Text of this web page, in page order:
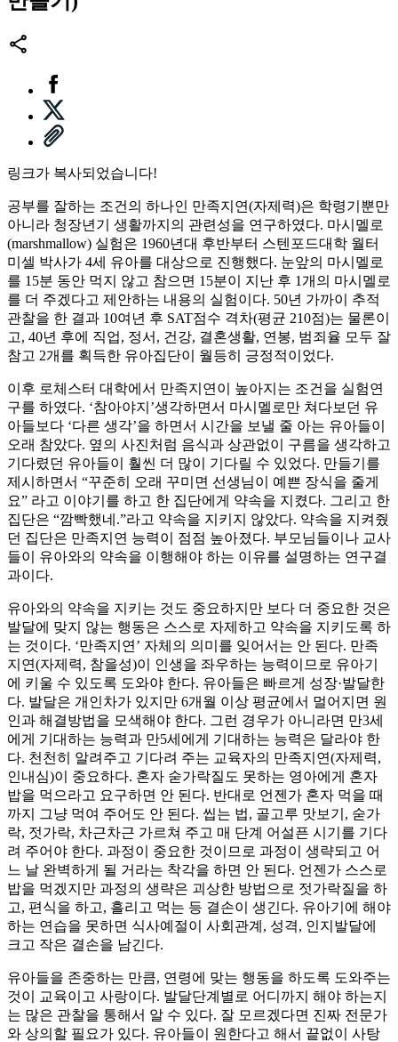
링크가 복사되었습니다!
공부를 잘하는 조건의 하나인 만족지연(자제력)은 학령기뿐만
아니라 청장년기 생활까지의 관련성을 연구하였다. 마시멜로
(marshmallow) 실험은 1960년대 후반부터 스텐포드대학 월터
미셀 박사가 4세 유아를 대상으로 진행했다. 눈앞의 마시멜로
를 15분 동안 먹지 않고 참으면 15분이 지난 후 1개의 마시멜로
를 더 주겠다고 제안하는 내용의 실험이다. 50년 가까이 추적
관찰을 한 결과 10여년 후 SAT점수 격차(평균 210점)는 물론이
고, 40년 후에 직업, 정서, 건강, 결혼생활, 연봉, 범죄율 모두 잘
참고 2개를 획득한 유아집단이 월등히 긍정적이었다.
이후 로체스터 대학에서 만족지연이 높아지는 조건을 실험연
구를 하였다. ‘참아야지’생각하면서 마시멜로만 쳐다보던 유
아들보다 ‘다른 생각’을 하면서 시간을 보낼 줄 아는 유아들이
오래 참았다. 옆의 사진처럼 음식과 상관없이 구름을 생각하고
기다렸던 유아들이 훨씬 더 많이 기다릴 수 있었다. 만들기를
제시하면서 “꾸준히 오래 꾸미면 선생님이 예쁜 장식을 줄게
요” 라고 이야기를 하고 한 집단에게 약속을 지켰다. 그리고 한
집단은 “깜빡했네.”라고 약속을 지키지 않았다. 약속을 지켜줬
던 집단은 만족지연 능력이 점점 높아졌다. 부모님들이나 교사
들이 유아와의 약속을 이행해야 하는 이유를 설명하는 연구결
과이다.
유아와의 약속을 지키는 것도 중요하지만 보다 더 중요한 것은
발달에 맞지 않는 행동은 스스로 자제하고 약속을 지키도록 하
는 것이다. ‘만족지연’ 자체의 의미를 잊어서는 안 된다. 만족
지연(자제력, 참을성)이 인생을 좌우하는 능력이므로 유아기
에 키울 수 있도록 도와야 한다. 유아들은 빠르게 성장·발달한
다. 발달은 개인차가 있지만 6개월 이상 평균에서 멀어지면 원
인과 해결방법을 모색해야 한다. 그런 경우가 아니라면 만3세
에게 기대하는 능력과 만5세에게 기대하는 능력은 달라야 한
다. 천천히 알려주고 기다려 주는 교육자의 만족지연(자제력,
인내심)이 중요하다. 혼자 숟가락질도 못하는 영아에게 혼자
밥을 먹으라고 요구하면 안 된다. 반대로 언젠가 혼자 먹을 때
까지 그냥 먹여 주어도 안 된다. 씹는 법, 골고루 맛보기, 숟가
락, 젓가락, 차근차근 가르쳐 주고 매 단계 어설픈 시기를 기다
려 주어야 한다. 과정이 중요한 것이므로 과정이 생략되고 어
느 날 완벽하게 될 거라는 착각을 하면 안 된다. 언젠가 스스로
밥을 먹겠지만 과정의 생략은 괴상한 방법으로 젓가락질을 하
고, 편식을 하고, 흘리고 먹는 등 결손이 생긴다. 유아기에 해야
하는 연습을 못하면 식사예절이 사회관계, 성격, 인지발달에
크고 작은 결손을 남긴다.
유아들을 존중하는 만큼, 연령에 맞는 행동을 하도록 도와주는
것이 교육이고 사랑이다. 발달단계별로 어디까지 해야 하는지
는 많은 관찰을 통해서 알 수 있다. 잘 모르겠다면 진짜 전문가
와 상의할 필요가 있다. 유아들이 원한다고 해서 끝없이 사탕